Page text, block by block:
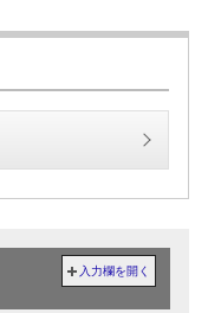
入力欄を開く